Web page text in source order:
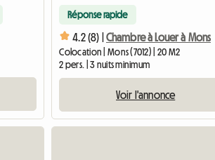
Réponse rapide
4.2 (8) | Chambre à Louer à Mons
Colocation | Mons (7012) | 20 M2
2 pers. | 3 nuits minimum
Voir l'annonce